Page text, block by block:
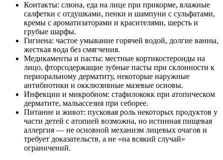
Контакты: слюна, еда на лице при прикорме, влажные
салфетки с отдушками, пенки и шампуни с сульфатами,
кремы с ароматизаторами и красителями, шерсть и
грубые шарфы.
Гигиена: частое умывание горячей водой, долгие ванны,
жесткая вода без смягчения.
Медикаменты и пасты: местные кортикостероиды на
лицо, фторсодержащие зубные пасты при склонности к
периоральному дерматиту, некоторые наружные
антибиотики и окклюзивные мазевые основы.
Инфекции и микробиом: стафилококк при атопическом
дерматите, мальассезия при себорее.
Питание и живот: пусковая роль некоторых продуктов у
части детей с атопией возможна, но истинная пищевая
аллергия — не основной механизм лицевых очагов и
требует доказательств, а не «на всякий случай»
ограничений.